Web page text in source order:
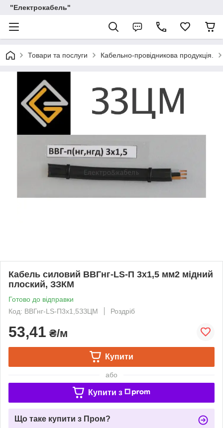
"Електрокабель"
Товари та послуги Кабельно-провідникова продукція.
Кабель силовий ВВГнг-LS-П 3х1,5 мм2 мідний
плоский, ЗЗКМ
Готово до відправки
Код: ВВГнг-LS-П3х1,5ЗЗЦМ
Роздріб
53,41 ₴/м
Купити
або
Купити з
Що таке купити з Пром?